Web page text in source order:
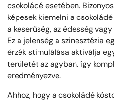
csokoládé esetében.
képesek kiemelni a
a keserűség, az édesség
Ez a jelenség a szinesztézia
érzék stimulálása aktiválja
területét az agyban, így
eredményezve.
Ahhoz, hogy a csokoládé